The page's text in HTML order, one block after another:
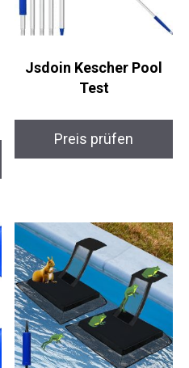
Jsdoin Kescher Pool
Test
Preis prüfen